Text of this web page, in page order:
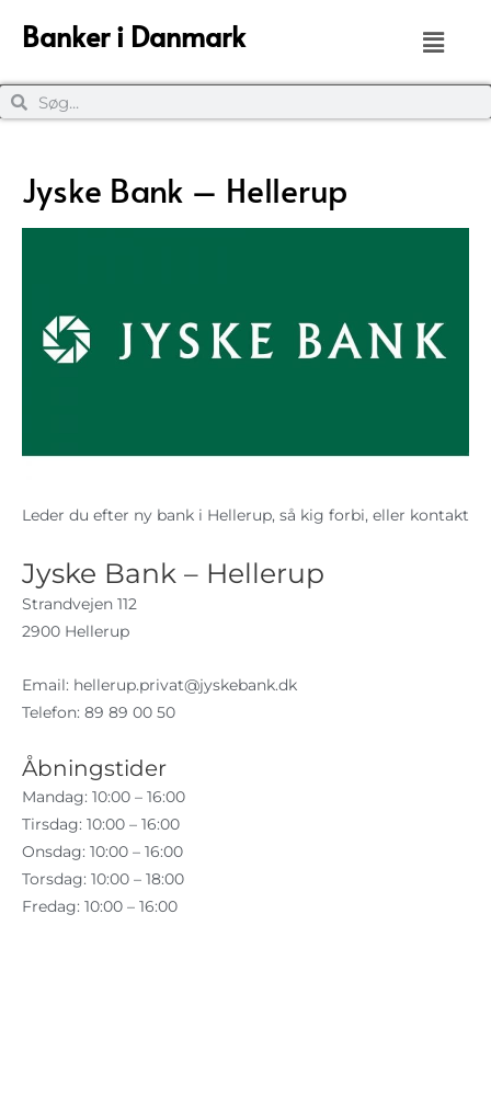
Banker i Danmark
Jyske Bank – Hellerup
Leder du efter ny bank i Hellerup, så kig forbi, eller kontakt
Jyske Bank – Hellerup
Strandvejen 112
2900 Hellerup
Email: hellerup.privat@jyskebank.dk
Telefon: 89 89 00 50
Åbningstider
Mandag: 10:00 – 16:00
Tirsdag: 10:00 – 16:00
Onsdag: 10:00 – 16:00
Torsdag: 10:00 – 18:00
Fredag: 10:00 – 16:00